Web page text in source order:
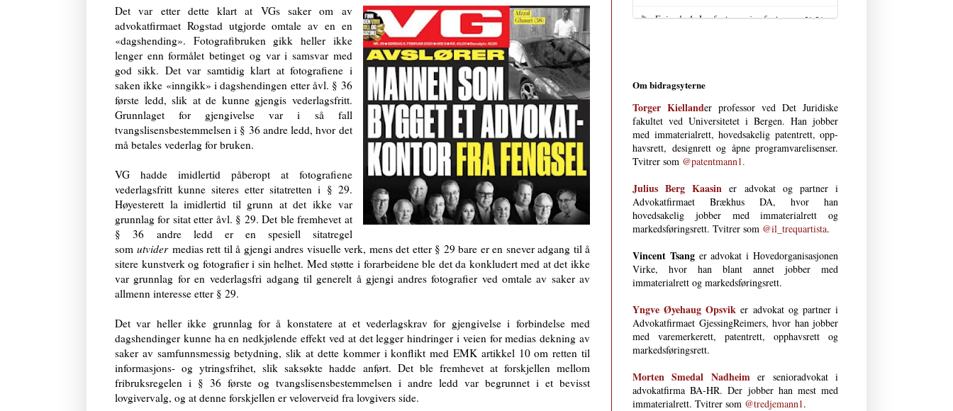
Det var etter dette klart at VGs saker om av
advokatfirmaet Rogstad utgjorde omtale av en en
«dagshending». Fotografibruken gikk heller ikke
lenger enn formålet betinget og var i samsvar med
god sikk. Det var samtidig klart at fotografiene i
saken ikke «inngikk» i dagshendingen etter åvl. § 36
første ledd, slik at de kunne gjengis vederlagsfritt.
Grunnlaget for gjengivelse var i så fall
tvangslisensbestemmelsen i § 36 andre ledd, hvor det
må betales vederlag for bruken.
VG hadde imidlertid påberopt at fotografiene
vederlagsfritt kunne siteres etter sitatretten i § 29.
Høyesterett la imidlertid til grunn at det ikke var
grunnlag for sitat etter åvl. § 29. Det ble fremhevet at
§ 36 andre ledd er en spesiell sitatregel
somutvider medias rett til å gjengi andres visuelle verk, mens det etter § 29 bare er en snever adgang til å
sitere kunstverk og fotografier i sin helhet. Med støtte i forarbeidene ble det da konkludert med at det ikke
var grunnlag for envederlagsfri adgang til generelt å gjengi andres fotografier ved omtale av saker av
allmenn interesse etter § 29.
Det var heller ikke grunnlag for å konstatere at et vederlagskrav for gjengivelse i forbindelse med
dagshendinger kunne ha en nedkjølende effekt ved at det legger hindringer i veien for medias dekning av
saker av samfunnsmessig betydning, slik at dette kommer i konflikt med EMK artikkel 10 om retten til
informasjons- og ytringsfrihet, slik saksøkte hadde anført. Det ble fremhevet at forskjellen mellom
fribruksregelen i § 36 første og tvangslisensbestemmelsen i andre ledd var begrunnet i et bevisst
lovgivervalg, og at denne forskjellen er veloverveid fra lovgivers side.
Om bidragsyterne
Torger Kiellander professor ved Det Juri­diske
fakultet ved Uni­versi­tetet i Bergen. Han jobber
med immateria­l­rett, hoved­­sakelig patent­­rett, opp­
havs­­­rett, design­rett og åpne program­vare­lisenser.
Tvitrer som @patentmann1.
Julius Berg Kaasin er advokat og partner i
Advokatfirmaet Brækhus DA, hvor han
hovedsakelig jobber med immaterial­rett og
markedsføringsrett. Tvitrer som @il_trequartista.
Vincent Tsanger advokat i Hovedorganisasjonen
Virke, hvor han blant annet jobber med
immaterialrett og markedsføringsrett.
Yngve Øyehaug Opsvik er advokat og partner i
Advokatfirmaet GjessingReimers, hvor han jobber
med varemerkerett, patentrett, opphavsrett og
markedsføringsrett.
Morten Smedal Nad­heim er senioradvokat i
advokatfirma BA-HR. Der jobber han mest med
immaterialrett. Tvitrer som @tredjemann1.